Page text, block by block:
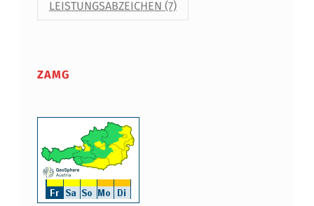
LEISTUNGSABZEICHEN (7)
ZAMG